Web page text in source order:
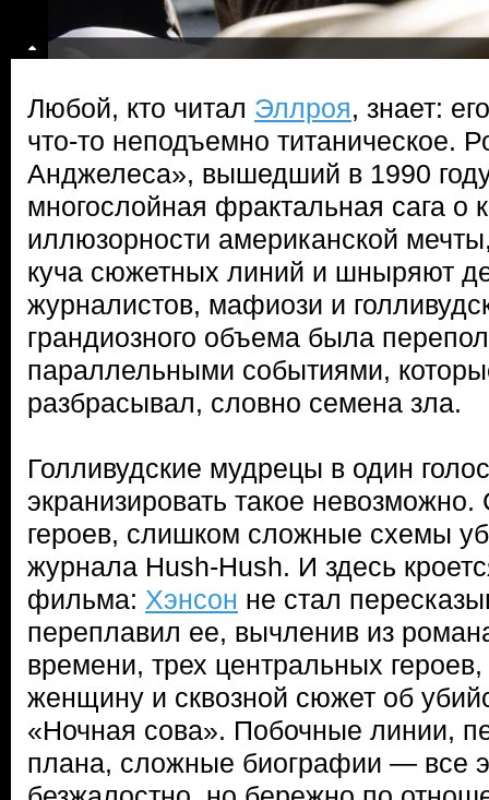
Любой, кто читал Эллроя, знает:
что-то неподъемно титаническое.
Анджелеса», вышедший в 1990
многослойная фрактальная сага о
иллюзорности американской
куча сюжетных линий и шныряют
журналистов, мафиози и
грандиозного объема была
параллельными событиями,
разбрасывал, словно семена зла.
Голливудские мудрецы в один
экранизировать такое
героев, слишком сложные схемы
журнала Hush-Hush. И здесь
фильма: Хэнсон не стал
переплавил ее, вычленив из
времени, трех центральных
женщину и сквозной сюжет об
«Ночная сова». Побочные линии,
плана, сложные биографии — все